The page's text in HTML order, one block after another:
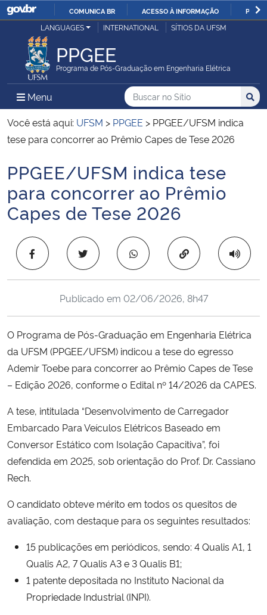
IR
COMUNICA BR ACESSO À INFORMAÇÃO
Ministério da Justiça e Segurança Pública
Ministério da Defesa
Ministério das Relações Exteriores
Ministério da Infraestrutura
Ministério da Agricultura, Pecuária e Abastecimento
Ministério da Educação
Ministério de Minas e Energia
Ministério da Ciência, Tecnologia, Inovações e Comunicações
Ministério do Turismo
Ministério do Desenvolvimento Regional
Ministério da Mulher, da Família e dos Direitos Humanos
Secretaria-Geral
Secretaria de Governo
LANGUAGES INTERNATIONAL SÍTIOS DA UFSM
PPGEE
Programa de Pós-Graduação em Engenharia Elétrica
Menu Menu Principal do Sítio
Busca
Buscar no no Sítio
Busca:
Você está aqui: UFSM > PPGEE > PPGEE/UFSM indica
tese para concorrer ao Prêmio Capes de Tese 2026
Início do conteúdo
PPGEE/UFSM indica tese
para concorrer ao Prêmio
Capes de Tese 2026
Copiar para área
Publicado em 02/06/2026, 8h47
O Programa de Pós-Graduação em Engenharia Elétrica
da UFSM (PPGEE/UFSM) indicou a tese do egresso
Ademir Toebe para concorrer ao Prêmio Capes de Tese
– Edição 2026, conforme o Edital nº 14/2026 da CAPES.
A tese, intitulada “Desenvolvimento de Carregador
Embarcado Para Veículos Elétricos Baseado em
Conversor Estático com Isolação Capacitiva”, foi
defendida em 2025, sob orientação do Prof. Dr. Cassiano
Rech.
O candidato obteve mérito em todos os quesitos de
avaliação, com destaque para os seguintes resultados:
15 publicações em periódicos, sendo: 4 Qualis A1, 1
Qualis A2, 7 Qualis A3 e 3 Qualis B1;
1 patente depositada no Instituto Nacional da
Propriedade Industrial (INPI).